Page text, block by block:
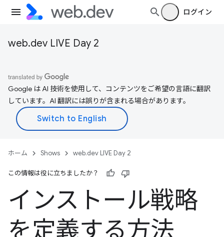
ログイン
web.dev LIVE Day 2
Google は AI 技術を使用して、コンテンツをご希望の言語に翻訳
しています。AI 翻訳には誤りが含まれる場合があります。
ホーム Shows web.dev LIVE Day 2
この情報は役に立ちましたか？
インストール戦略
を定義する方法